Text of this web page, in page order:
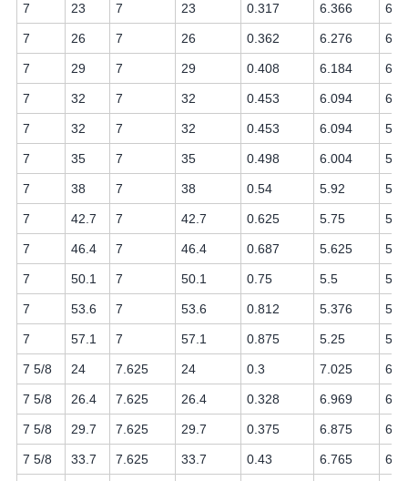
7 23 7 23 0.317 6.366
7 26 7 26 0.362 6.276
7 29 7 29 0.408 6.184
7 32 7 32 0.453 6.094 6
7 32 7 32 0.453 6.094
7 35 7 35 0.498 6.004
7 38 7 38 0.54 5.92
7 42.7 7 42.7 0.625 5.75
7 46.4 7 46.4 0.687 5.625 5.5
7 50.1 7 50.1 0.75 5.5
7 53.6 7 53.6 0.812 5.376
7 57.1 7 57.1 0.875 5.25
7 5/8 24 7.625 24 0.3 7.025 6.9
7 5/8 26.4 7.625 26.4 0.328 6.969
7 5/8 29.7 7.625 29.7 0.375 6.875
7 5/8 33.7 7.625 33.7 0.43 6.765